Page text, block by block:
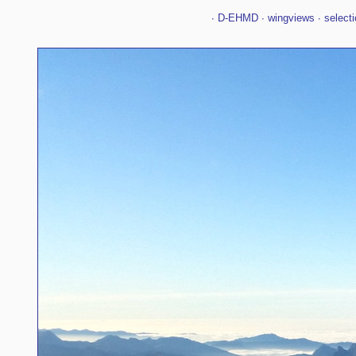
∙ D-EHMD∙ wingviews ∙